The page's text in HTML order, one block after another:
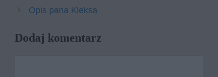
Opis pana Kleksa
Dodaj komentarz